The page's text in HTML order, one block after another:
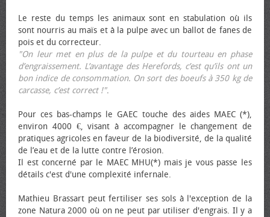
Le reste du temps les animaux sont en stabulation où ils
sont nourris au maïs et à la pulpe avec un ballot de fanes de
pois et du correcteur.
"On leur met en plus de la pulpe et du tourteau en phase
d’engraissement. L’avantage des Herefords, c’est qu’ils ont un
bon indice de consommation. On sort des bœufs à 350 kg de
carcasse, c’est correct !".
Pour ces bas-champs le GAEC touche des aides MAEC (*),
environ 4000 €, visant à accompagner le changement de
pratiques agricoles en faveur de la biodiversité, de la qualité
de l’eau et de la lutte contre l’érosion.
Il est concerné par le MAEC MHU(*) mais je vous passe les
détails c'est d'une complexité infernale.
Mathieu Brassart peut fertiliser ses sols à l'exception de la
zone Natura 2000 où on ne peut par utiliser d'engrais. Il y a